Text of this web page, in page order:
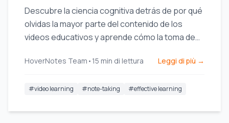
Descubre la ciencia cognitiva detrás de por qué
olvidas la mayor parte del contenido de los
videos educativos y aprende cómo la toma de
retención.
HoverNotes Team • 15 min di lettura Leggi di più →
#video learning #note-taking #effective learning